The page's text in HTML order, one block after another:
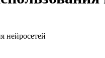
нейросетей